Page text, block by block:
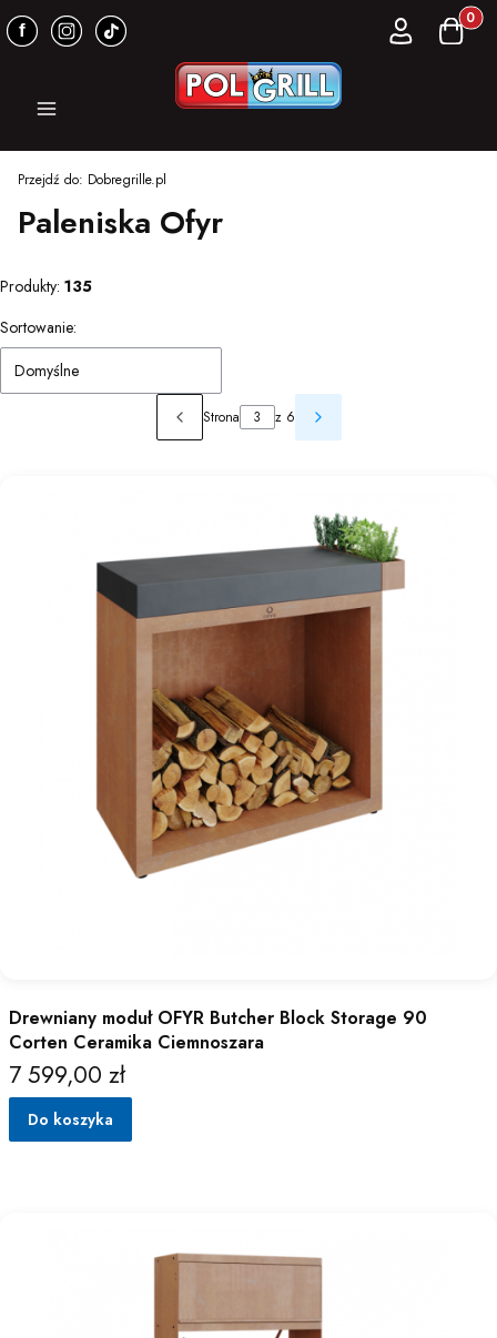
Zaloguj sięKoszyk
Menu
Przejdź do: Dobregrille.pl
Paleniska Ofyr
Produkty: 135
Lista produktów
Sortowanie:
Domyślne
Poprzednie produkty
Strona z 6 Następne produkty
Drewniany moduł OFYR Butcher Block Storage 90
Corten Ceramika Ciemnoszara
Cena
7 599,00 zł
Do koszyka